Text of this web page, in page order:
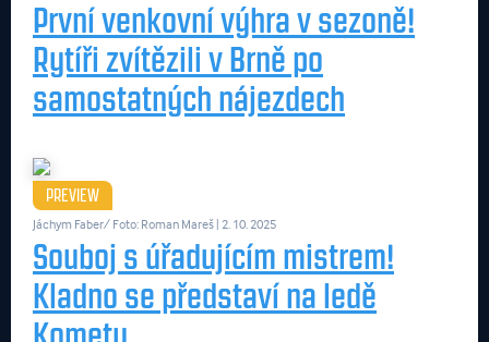
První venkovní výhra v sezoně!
Rytíři zvítězili v Brně po
samostatných nájezdech
PREVIEW
Jáchym Faber/ Foto: Roman Mareš | 2. 10. 2025
Souboj s úřadujícím mistrem!
Kladno se představí na ledě